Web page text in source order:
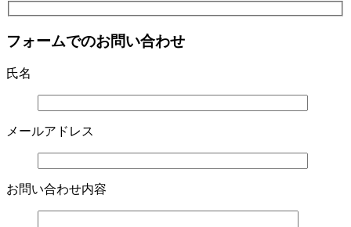
フォームでのお問い合わせ
氏名
メールアドレス
お問い合わせ内容